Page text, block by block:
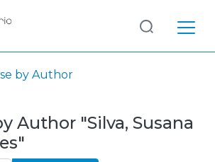
by Author
Author "Silva, Susana